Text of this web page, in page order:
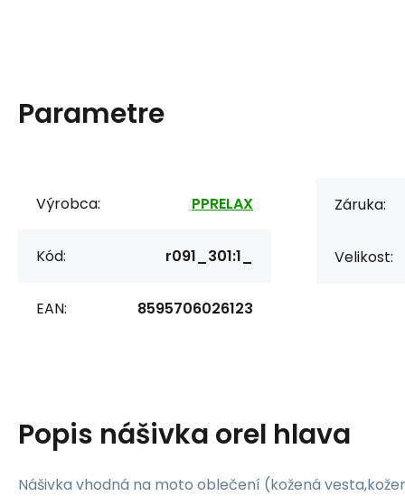
Parametre
Výrobca: PPRELAX
Kód: r091_301:1_
EAN: 8595706026123
Záruka:
Velikost:
Popis nášivka orel hlava
Nášivka vhodná na moto oblečení (kožená